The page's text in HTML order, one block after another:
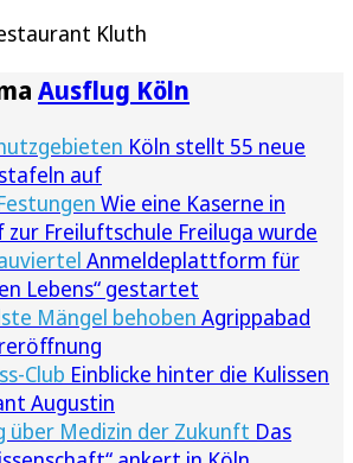
Kluth
Ausflug Köln
Köln stellt 55 neue
auf
Wie eine Kaserne in
Freiluftschule Freiluga wurde
Anmeldeplattform für
Lebens“ gestartet
Mängel behoben Agrippabad
Club Einblicke hinter die Kulissen
Augustin
über Medizin der Zukunft Das